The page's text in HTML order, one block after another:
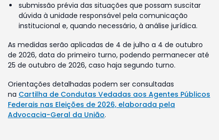
submissão prévia das situações que possam suscitar
dúvida à unidade responsável pela comunicação
institucional e, quando necessário, à análise jurídica.
As medidas serão aplicadas de 4 de julho a 4 de outubro
de 2026, data do primeiro turno, podendo permanecer até
25 de outubro de 2026, caso haja segundo turno.
Orientações detalhadas podem ser consultadas
na Cartilha de Condutas Vedadas aos Agentes Públicos
Federais nas Eleições de 2026, elaborada pela
Advocacia-Geral da União.